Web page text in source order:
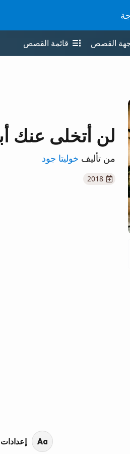
القصص قائمة القصص
لن أتخلى عنك
من تأليف خوليتا جود
2018